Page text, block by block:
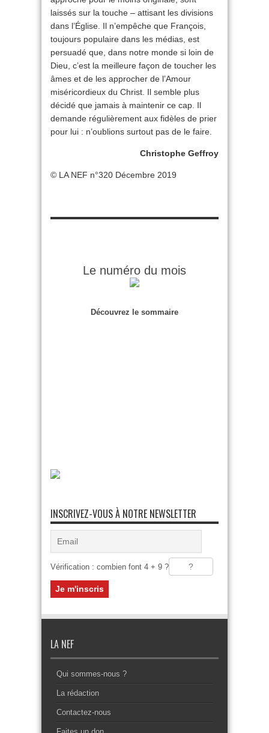
laissés sur la touche – attisant les divisions
dans l’Église. Il n’empêche que François,
toujours populaire dans les médias, est
persuadé que, dans notre monde si loin de
Dieu, c’est la meilleure façon de toucher les
âmes et de les approcher de l’Amour
miséricordieux du Christ. Il semble plus
décidé que jamais à maintenir ce cap. Il
demande régulièrement aux fidèles de prier
pour lui : n’oublions surtout pas de le faire.
Christophe Geffroy
© LA NEF n°320 Décembre 2019
Le numéro du mois
Découvrez le sommaire
INSCRIVEZ-VOUS À NOTRE NEWSLETTER
Vérification : combien font 4 + 9 ?
LA NEF
Qui sommes-nous ?
La rédaction
Contactez-nous